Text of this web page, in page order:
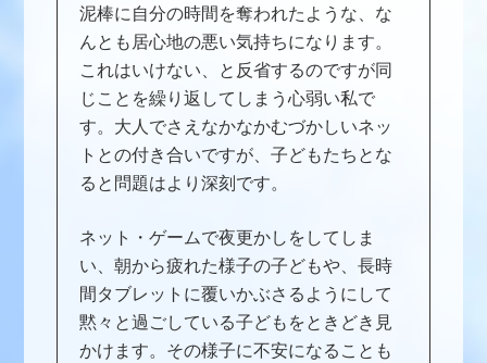
泥棒に自分の時間を奪われたような、な
んとも居心地の悪い気持ちになります。
これはいけない、と反省するのですが同
じことを繰り返してしまう心弱い私で
す。大人でさえなかなかむづかしいネッ
トとの付き合いですが、子どもたちとな
ると問題はより深刻です。
ネット・ゲームで夜更かしをしてしま
い、朝から疲れた様子の子どもや、長時
間タブレットに覆いかぶさるようにして
黙々と過ごしている子どもをときどき見
かけます。その様子に不安になることも